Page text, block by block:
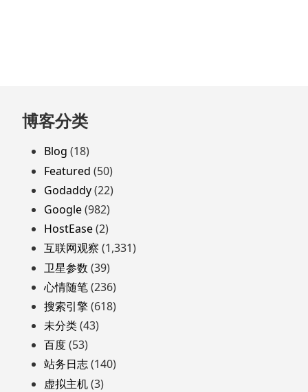
跳
至
页
脚
博客分类
Blog (18)
Featured (50)
Godaddy(22)
Google(982)
HostEase(2)
互联网观察 (1,331)
卫星参数 (39)
心情随笔(236)
搜索引擎(618)
未分类(43)
百度(53)
站务日志(140)
虚拟主机(3)